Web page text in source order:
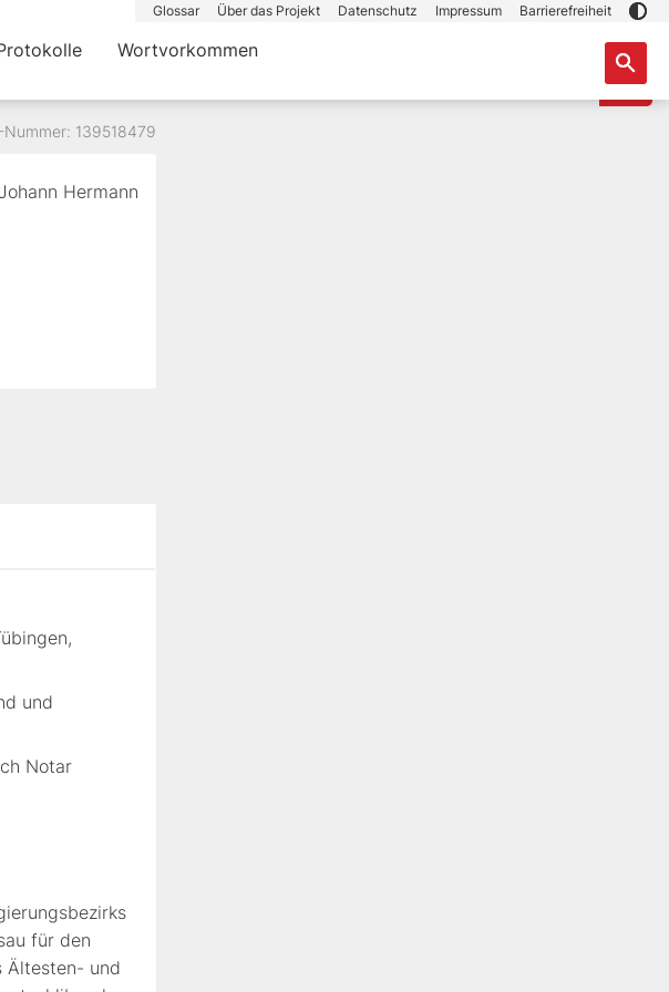
Glossar Über das Projekt Datenschutz Impressum Barrierefreiheit
Wortvorkommen
Nummer: 139518479
und
Notar
für den
Ältesten- und